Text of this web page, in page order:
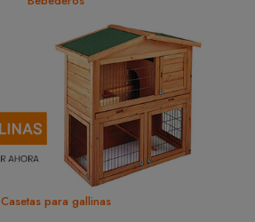
Casetas para gallinas